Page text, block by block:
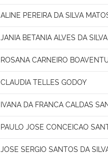
ALINE PEREIRA DA SILVA
JANIA BETANIA ALVES DA SILVA
ROSANA CARNEIRO
CLAUDIA TELLES GODOY
IVANA DA FRANCA CALDAS
PAULO JOSE CONCEICAO
JOSE SERGIO SANTOS DA